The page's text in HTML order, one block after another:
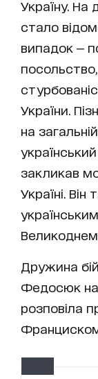
Україну. На
стало
випадок —
України.
на
закликав
Україні.
Великоднем.
Дружина
Федосюк на
розповіла